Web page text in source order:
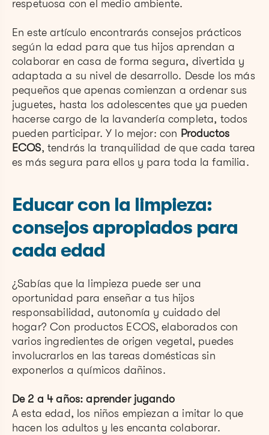
respetuosa con el medio ambiente.
En este artículo encontrarás consejos prácticos
según la edad para que tus hijos aprendan a
colaborar en casa de forma segura, divertida y
adaptada a su nivel de desarrollo. Desde los más
pequeños que apenas comienzan a ordenar sus
juguetes, hasta los adolescentes que ya pueden
hacerse cargo de la lavandería completa, todos
pueden participar. Y lo mejor: con Productos
ECOS, tendrás la tranquilidad de que cada tarea
es más segura para ellos y para toda la familia.
Educar con la limpieza:
consejos apropiados para
cada edad
¿Sabías que la limpieza puede ser una
oportunidad para enseñar a tus hijos
responsabilidad, autonomía y cuidado del
hogar? Con productos ECOS, elaborados con
varios ingredientes de origen vegetal, puedes
involucrarlos en las tareas domésticas sin
exponerlos a químicos dañinos.
De 2 a 4 años: aprender jugando
A esta edad, los niños empiezan a imitar lo que
hacen los adultos y les encanta colaborar.